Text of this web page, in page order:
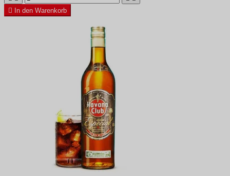

In den Warenkorb